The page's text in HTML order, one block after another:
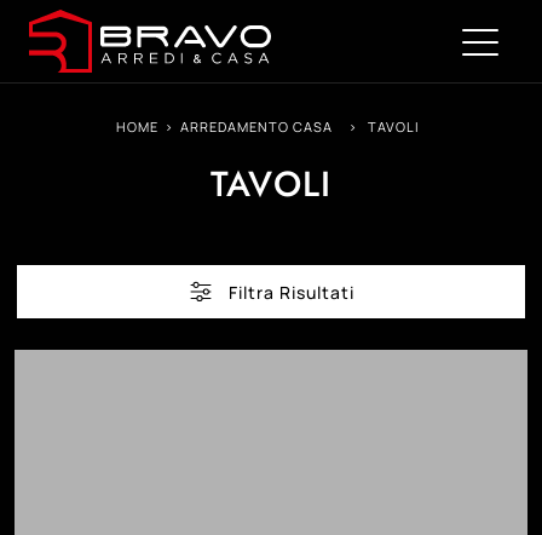
HOME > ARREDAMENTO CASA > TAVOLI
TAVOLI
Filtra Risultati